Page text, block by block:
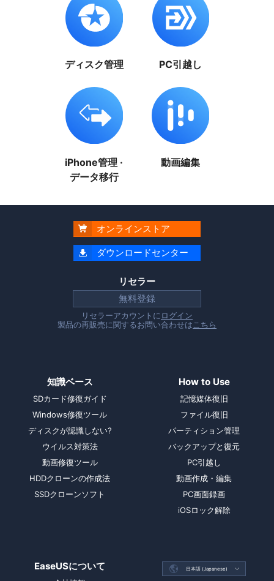
ディスク管理 PC引越し
iPhone管理 ·
データ移行
動画編集
 オンラインストア
 ダウンロードセンター
リセラー
無料登録
リセラーアカウントに ログイン
製品の再販売に関するお問い合わせは こちら
知識ベース
SDカード修復ガイド
Windows修復ツール
ディスクが認識しない?
ウイルス対策法
動画修復ツール
HDDクローンの作成法
SSDクローンソフト
How to Use
記憶媒体復旧
ファイル復旧
パーティション管理
バックアップと復元
PC引越し
動画作成・編集
PC画面録画
iOSロック解除
EaseUSについて  日本語 (Japanese) 